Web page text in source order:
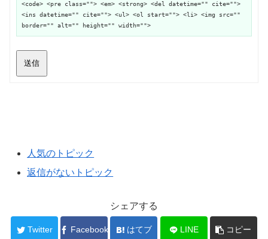
<code> <pre class=""> <em> <strong> <del datetime="" cite="">
<ins datetime="" cite=""> <ul> <ol start=""> <li> <img src=""
border="" alt="" height="" width="">
送信
人気のトピック
返信がないトピック
シェアする
Twitter Facebook はてブ LINE コピー